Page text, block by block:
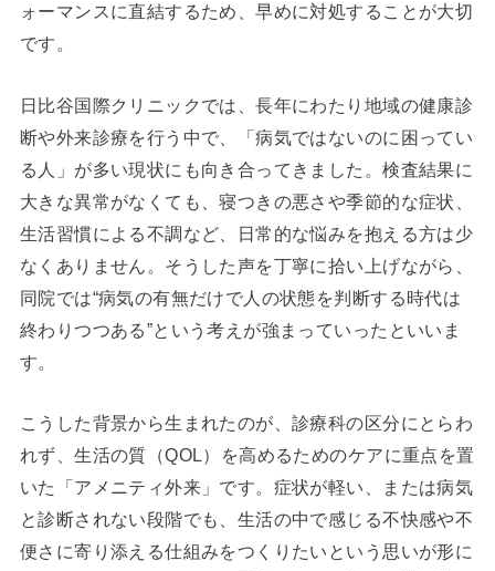
ォーマンスに直結するため、早めに対処することが大切
です。
日比谷国際クリニックでは、長年にわたり地域の健康診
断や外来診療を行う中で、「病気ではないのに困ってい
る人」が多い現状にも向き合ってきました。検査結果に
大きな異常がなくても、寝つきの悪さや季節的な症状、
生活習慣による不調など、日常的な悩みを抱える方は少
なくありません。そうした声を丁寧に拾い上げながら、
同院では“病気の有無だけで人の状態を判断する時代は
終わりつつある”という考えが強まっていったといいま
す。
こうした背景から生まれたのが、診療科の区分にとらわ
れず、生活の質（QOL）を高めるためのケアに重点を置
いた「アメニティ外来」です。症状が軽い、または病気
と診断されない段階でも、生活の中で感じる不快感や不
便さに寄り添える仕組みをつくりたいという思いが形に